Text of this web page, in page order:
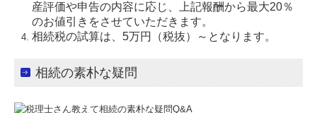
産評価や申告の内容に応じ、上記報酬から最大20％
のお値引きをさせていただきます。
相続税の試算は、5万円（税抜）～となります。
相続の素朴な疑問